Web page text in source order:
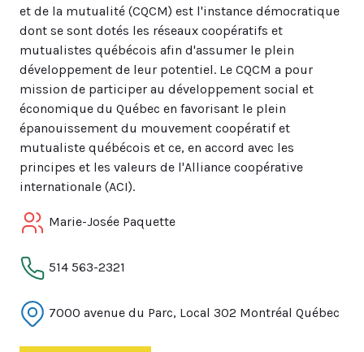
et de la mutualité (CQCM) est l'instance démocratique
dont se sont dotés les réseaux coopératifs et
mutualistes québécois afin d'assumer le plein
développement de leur potentiel. Le CQCM a pour
mission de participer au développement social et
économique du Québec en favorisant le plein
épanouissement du mouvement coopératif et
mutualiste québécois et ce, en accord avec les
principes et les valeurs de l'Alliance coopérative
internationale (ACI).
Marie-Josée Paquette
514 563-2321
7000 avenue du Parc, Local 302 Montréal Québec